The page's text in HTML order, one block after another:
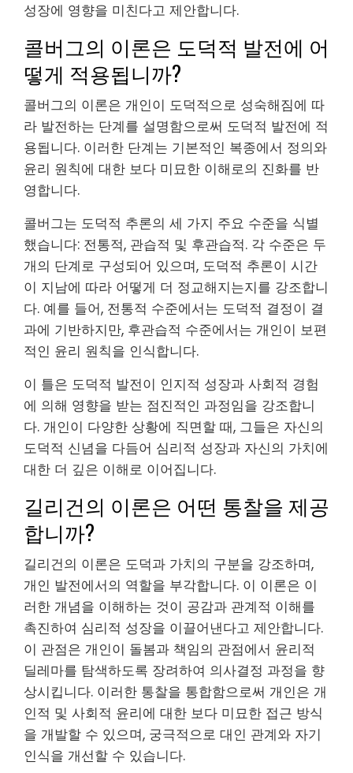
성장에 영향을 미친다고 제안합니다.
콜버그의 이론은 도덕적 발전에 어
떻게 적용됩니까?
콜버그의 이론은 개인이 도덕적으로 성숙해짐에 따
라 발전하는 단계를 설명함으로써 도덕적 발전에 적
용됩니다. 이러한 단계는 기본적인 복종에서 정의와
윤리 원칙에 대한 보다 미묘한 이해로의 진화를 반
영합니다.
콜버그는 도덕적 추론의 세 가지 주요 수준을 식별
했습니다: 전통적, 관습적 및 후관습적. 각 수준은 두
개의 단계로 구성되어 있으며, 도덕적 추론이 시간
이 지남에 따라 어떻게 더 정교해지는지를 강조합니
다. 예를 들어, 전통적 수준에서는 도덕적 결정이 결
과에 기반하지만, 후관습적 수준에서는 개인이 보편
적인 윤리 원칙을 인식합니다.
이 틀은 도덕적 발전이 인지적 성장과 사회적 경험
에 의해 영향을 받는 점진적인 과정임을 강조합니
다. 개인이 다양한 상황에 직면할 때, 그들은 자신의
도덕적 신념을 다듬어 심리적 성장과 자신의 가치에
대한 더 깊은 이해로 이어집니다.
길리건의 이론은 어떤 통찰을 제공
합니까?
길리건의 이론은 도덕과 가치의 구분을 강조하며,
개인 발전에서의 역할을 부각합니다. 이 이론은 이
러한 개념을 이해하는 것이 공감과 관계적 이해를
촉진하여 심리적 성장을 이끌어낸다고 제안합니다.
이 관점은 개인이 돌봄과 책임의 관점에서 윤리적
딜레마를 탐색하도록 장려하여 의사결정 과정을 향
상시킵니다. 이러한 통찰을 통합함으로써 개인은 개
인적 및 사회적 윤리에 대한 보다 미묘한 접근 방식
을 개발할 수 있으며, 궁극적으로 대인 관계와 자기
인식을 개선할 수 있습니다.